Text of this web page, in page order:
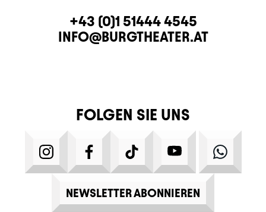
KONTAKTTELEFON
+43 (0)1 51444 4545
E-MAIL
INFO@BURGTHEATER.AT
FOLGEN SIE UNS
INSTAGRAMFACEBOOKTIKTOK YOUTUBE
NEWSLETTER ABONNIEREN